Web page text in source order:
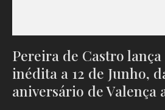
Pereira de Castro
inédita a 12 de Junho,
aniversário de Valença